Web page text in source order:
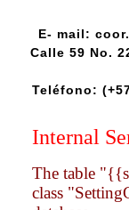
E- mail:
Calle 59 No.
Teléfono: